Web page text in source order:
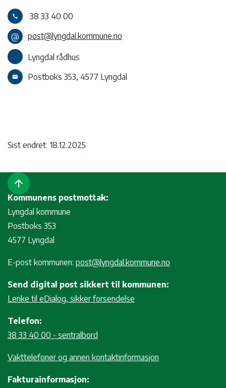
call
38 33 40 00
@
post@lyngdal.kommune.no
Lyngdal rådhus
email Postboks 353, 4577 Lyngdal
Sist endret: 18.12.2025
arrow_upward
Kommunens postmottak:
Lyngdal kommune
Postboks 353
4577 Lyngdal
E-post kommunen: post@lyngdal.kommune.no
Send digital post sikkert til kommunen:
Lenke til eDialog, sikker forsendelse
Telefon:
38 33 40 00 - sentralbord
Vakttelefoner og annen kontaktinformasjon
Fakturainformasjon: